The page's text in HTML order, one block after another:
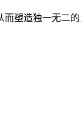
塑造独一无二